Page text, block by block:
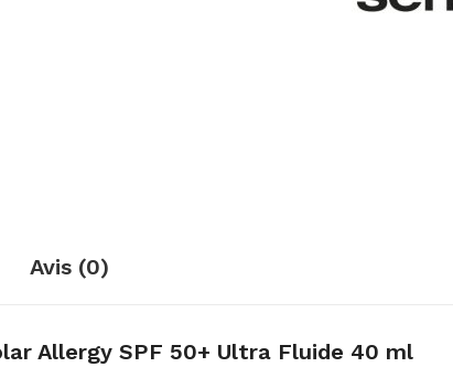
Avis (0)
Allergy SPF 50+ Ultra Fluide 40 ml